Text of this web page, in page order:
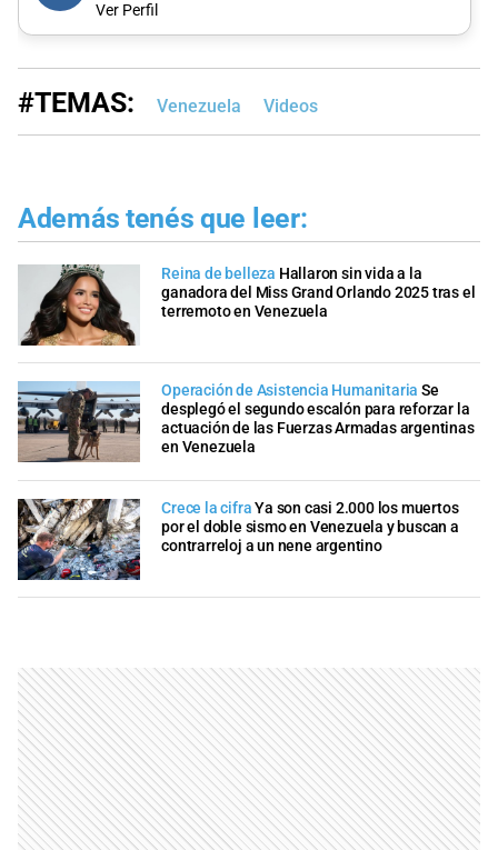
Ver Perfil
#TEMAS: Venezuela Videos
Además tenés que leer:
Reina de belleza Hallaron sin vida a la
ganadora del Miss Grand Orlando 2025 tras el
terremoto en Venezuela
Operación de Asistencia Humanitaria Se
desplegó el segundo escalón para reforzar la
actuación de las Fuerzas Armadas argentinas
en Venezuela
Crece la cifraYa son casi 2.000 los muertos
por el doble sismo en Venezuela y buscan a
contrarreloj a un nene argentino